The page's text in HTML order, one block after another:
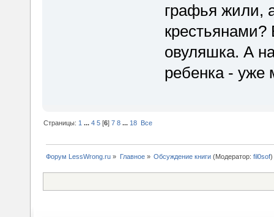
графья жили,
овуляшка. А
ребенка - уже
Страницы: 1 ...4 5 [6]7 8 ... 18 Все
Форум LessWrong.ru » Главное» Обсуждение книги(Модератор: fil0sof)